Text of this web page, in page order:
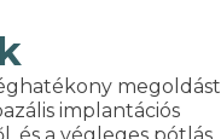
megoldást
implantációs